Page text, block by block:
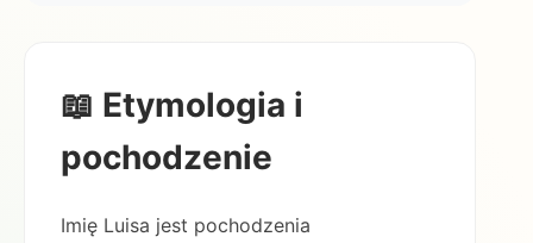
📖 Etymologia i
pochodzenie
Imię Luisa jest pochodzenia